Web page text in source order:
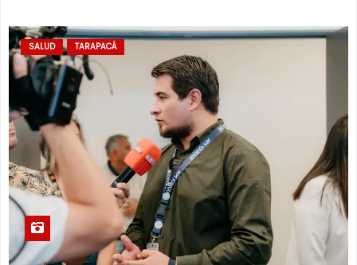
SALUD TARAPACÁ